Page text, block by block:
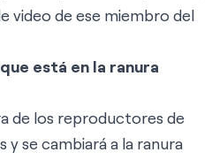
video de ese miembro del
está en la ranura
de los reproductores de
y se cambiará a la ranura